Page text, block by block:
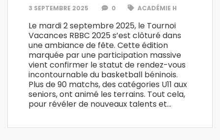
3 SEPTEMBRE 2025 0 ACADÉMIE H
Le mardi 2 septembre 2025, le Tournoi
Vacances RBBC 2025 s’est clôturé dans
une ambiance de fête. Cette édition
marquée par une participation massive
vient confirmer le statut de rendez-vous
incontournable du basketball béninois.
Plus de 90 matchs, des catégories U11 aux
seniors, ont animé les terrains. Tout cela,
pour révéler de nouveaux talents et…